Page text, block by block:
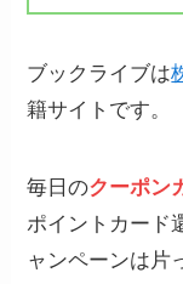
ブックライブは
籍サイトです。
毎日のクーポン
ポイントカード
ャンペーンは片